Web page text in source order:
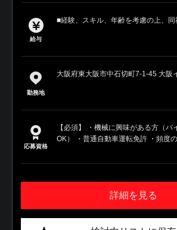
給与
■経験、スキル、年齢を考慮の上、
勤務地
大阪府東大阪市中石切町7-1-45 大阪
応募資格
【必須】 ・機械に興味がある方（バ
OK） ・普通自動車運転免許 ・頻度
詳細を見る